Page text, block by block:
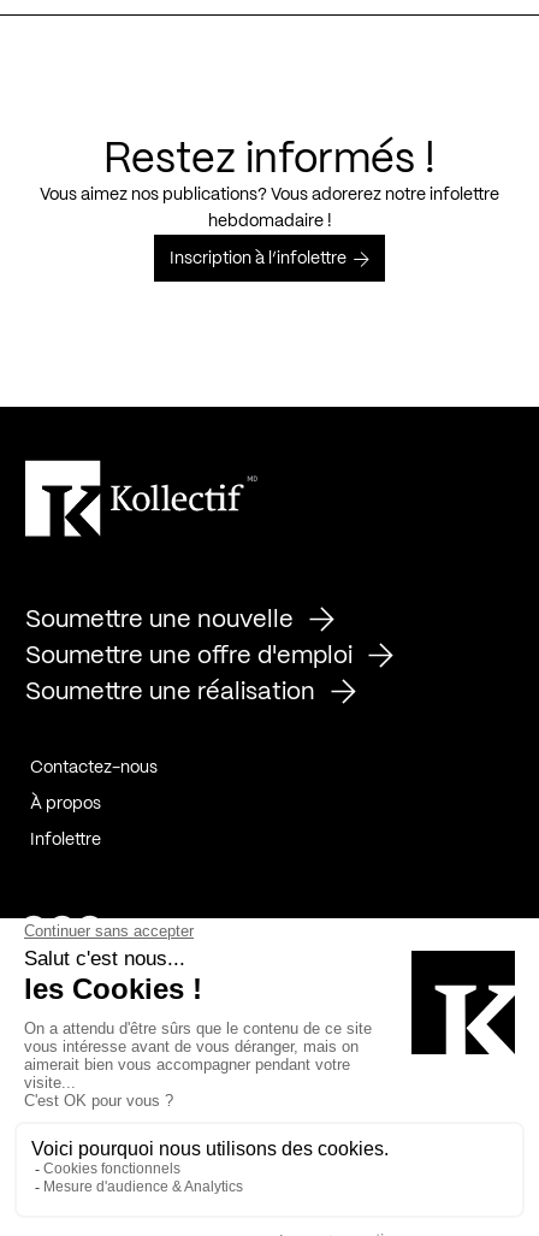
Restez informés !
Vous aimez nos publications? Vous adorerez notre infolettre
hebdomadaire !
Inscription à l’infolettre
Soumettre une nouvelle
Soumettre une offre d'emploi
Soumettre une réalisation
Contactez-nous
À propos
Infolettre
Page Facebook de Kollectif
Page Instagram de Kollectif
Page Linkedin de Kollectif
Bâtiment-Durable-Québec-1
Esquisses-1IRAC-1
MP-1 v2com-1